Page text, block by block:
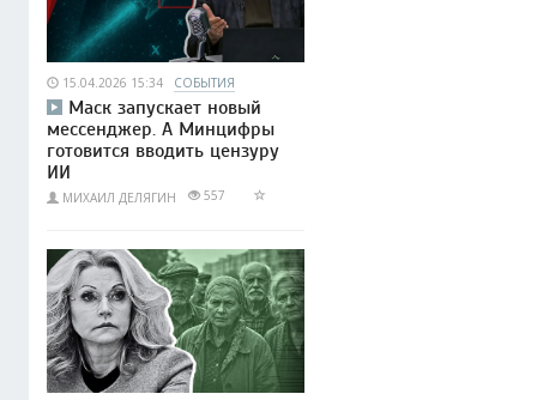
15.04.2026 15:34 СОБЫТИЯ
Маск запускает новый
мессенджер. А Минцифры
готовится вводить цензуру
ИИ
МИХАИЛ ДЕЛЯГИН 557